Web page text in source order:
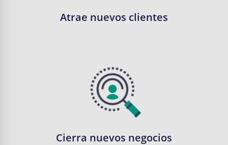
Atrae nuevos clientes
Cierra nuevos negocios